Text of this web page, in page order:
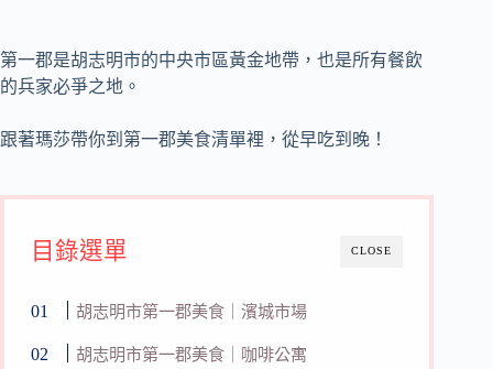
第一郡是胡志明市的中央市區黃金地帶，也是所有餐飲
的兵家必爭之地。
跟著瑪莎帶你到第一郡美食清單裡，從早吃到晚！
CLOSE
目錄選單
胡志明市第一郡美食｜濱城市場
胡志明市第一郡美食｜咖啡公寓